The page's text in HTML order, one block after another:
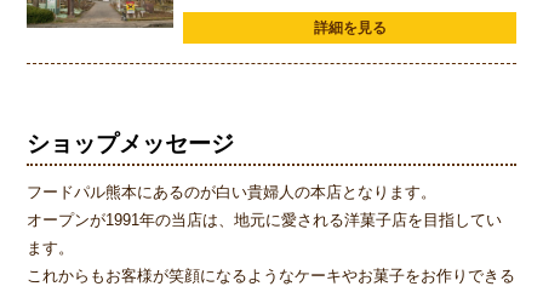
詳細を見る
ショップメッセージ
フードパル熊本にあるのが白い貴婦人の本店となります。
オープンが1991年の当店は、地元に愛される洋菓子店を目指してい
ます。
これからもお客様が笑顔になるようなケーキやお菓子をお作りできる